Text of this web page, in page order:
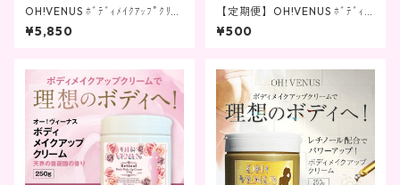
OH!VENUS ﾎﾞﾃﾞｨﾒｲｸｱｯﾌﾟｸﾘｰﾑ
ﾚﾁﾉｰﾙ in 250g2個セット＋ポ
ーチ付き 20セット限定
¥5,850
【定期便】OH!VENUS ﾎﾞﾃﾞｨﾒ
ｲｸｱｯﾌﾟｸﾘｰﾑ ﾚﾁﾉｰﾙ in 250g
¥500